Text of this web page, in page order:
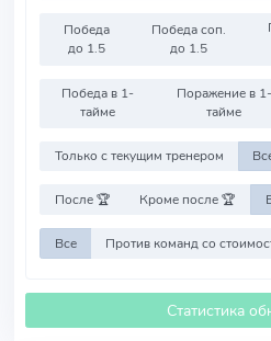
Победа
до 1.5
Победа соп.
до 1.5
Победа в 1-
тайме
Поражение в 1-
тайме
Только с текущим тренером
После 🏆 Кроме после 🏆
Все
Статистика